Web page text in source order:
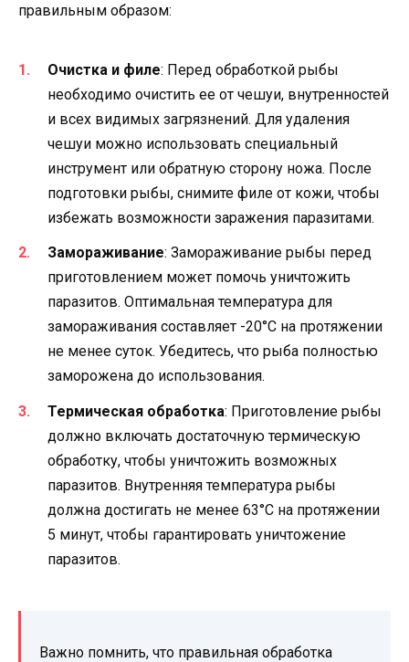
правильным образом:
Очистка и филе: Перед обработкой рыбы
необходимо очистить ее от чешуи, внутренностей
и всех видимых загрязнений. Для удаления
чешуи можно использовать специальный
инструмент или обратную сторону ножа. После
подготовки рыбы, снимите филе от кожи, чтобы
избежать возможности заражения паразитами.
Замораживание: Замораживание рыбы перед
приготовлением может помочь уничтожить
паразитов. Оптимальная температура для
замораживания составляет -20°C на протяжении
не менее суток. Убедитесь, что рыба полностью
заморожена до использования.
Термическая обработка: Приготовление рыбы
должно включать достаточную термическую
обработку, чтобы уничтожить возможных
паразитов. Внутренняя температура рыбы
должна достигать не менее 63°C на протяжении
5 минут, чтобы гарантировать уничтожение
паразитов.
Важно помнить, что правильная обработка